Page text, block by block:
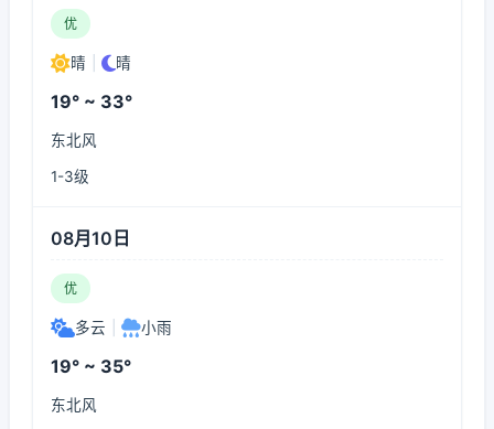
优
晴 晴
19° ~ 33°
东北风
1-3级
08月10日
优
多云 小雨
19° ~ 35°
东北风